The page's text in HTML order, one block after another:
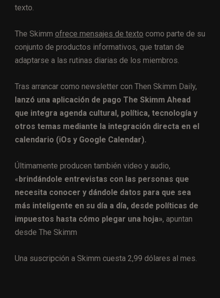
texto.
The Skimm ofrece mensajes de texto como parte de su
conjunto de productos informativos, que tratan de
adaptarse a las rutinas diarias de los miembros.
Tras arrancar como newsletter con Then Skimm Daily,
lanzó una aplicación de pago The Skimm Ahead
que integra agenda cultural, política, tecnología y
otros temas mediante la integración directa en el
calendario (iOs y Google Calendar).
Últimamente producen también video y audio,
« brindándole entrevistas con las personas que
necesita conocer y dándole datos para que sea
más inteligente en su día a día, desde políticas de
impuestos hasta cómo plegar una hoja», apuntan
desde The Skimm
Una suscripción a Skimm cuesta 2,99 dólares al mes.